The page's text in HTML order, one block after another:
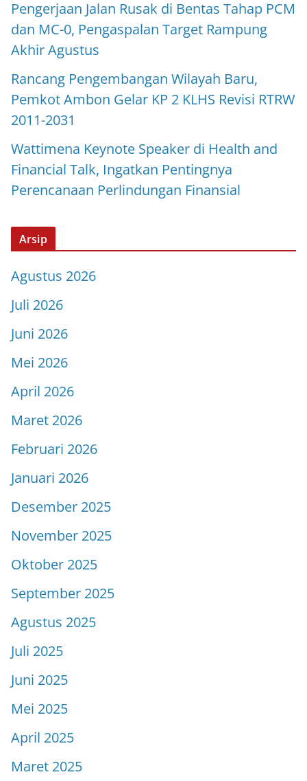
Pengerjaan Jalan Rusak di Bentas Tahap PCM
dan MC-0, Pengaspalan Target Rampung
Akhir Agustus
Rancang Pengembangan Wilayah Baru,
Pemkot Ambon Gelar KP 2 KLHS Revisi RTRW
2011-2031
Wattimena Keynote Speaker di Health and
Financial Talk, Ingatkan Pentingnya
Perencanaan Perlindungan Finansial
Arsip
Agustus 2026
Juli 2026
Juni 2026
Mei 2026
April 2026
Maret 2026
Februari 2026
Januari 2026
Desember 2025
November 2025
Oktober 2025
September 2025
Agustus 2025
Juli 2025
Juni 2025
Mei 2025
April 2025
Maret 2025